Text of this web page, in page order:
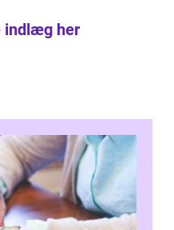
indlæg her